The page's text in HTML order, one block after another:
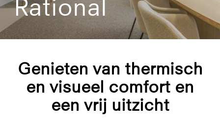
Rational
Genieten van thermisch
en visueel comfort en
een vrij uitzicht